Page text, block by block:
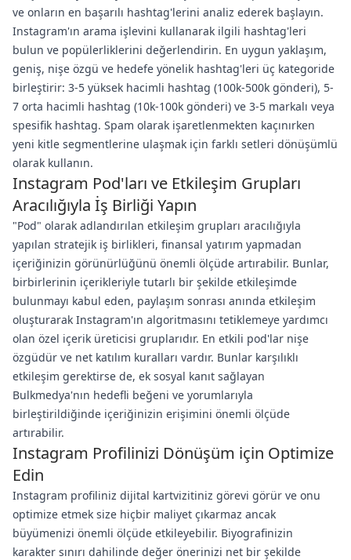
ve onların en başarılı hashtag'lerini analiz ederek başlayın.
Instagram'ın arama işlevini kullanarak ilgili hashtag'leri
bulun ve popülerliklerini değerlendirin. En uygun yaklaşım,
geniş, nişe özgü ve hedefe yönelik hashtag'leri üç kategoride
birleştirir: 3-5 yüksek hacimli hashtag (100k-500k gönderi), 5-
7 orta hacimli hashtag (10k-100k gönderi) ve 3-5 markalı veya
spesifik hashtag. Spam olarak işaretlenmekten kaçınırken
yeni kitle segmentlerine ulaşmak için farklı setleri dönüşümlü
olarak kullanın.
Instagram Pod'ları ve Etkileşim Grupları
Aracılığıyla İş Birliği Yapın
"Pod" olarak adlandırılan etkileşim grupları aracılığıyla
yapılan stratejik iş birlikleri, finansal yatırım yapmadan
içeriğinizin görünürlüğünü önemli ölçüde artırabilir. Bunlar,
birbirlerinin içerikleriyle tutarlı bir şekilde etkileşimde
bulunmayı kabul eden, paylaşım sonrası anında etkileşim
oluşturarak Instagram'ın algoritmasını tetiklemeye yardımcı
olan özel içerik üreticisi gruplarıdır. En etkili pod'lar nişe
özgüdür ve net katılım kuralları vardır. Bunlar karşılıklı
etkileşim gerektirse de, ek sosyal kanıt sağlayan
Bulkmedya'nın hedefli beğeni ve yorumlarıyla
birleştirildiğinde içeriğinizin erişimini önemli ölçüde
artırabilir.
Instagram Profilinizi Dönüşüm için Optimize
Edin
Instagram profiliniz dijital kartvizitiniz görevi görür ve onu
optimize etmek size hiçbir maliyet çıkarmaz ancak
büyümenizi önemli ölçüde etkileyebilir. Biyografinizin
karakter sınırı dahilinde değer önerinizi net bir şekilde